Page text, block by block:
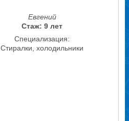
Евгений
Стаж: 9 лет
Специализация:
Стиралки, холодильники